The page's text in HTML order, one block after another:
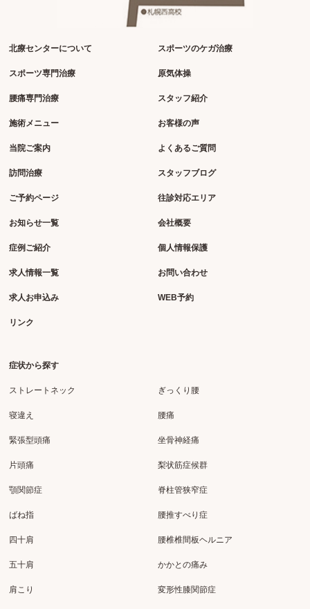
北療センターについて
スポーツ専門治療
腰痛専門治療
施術メニュー
当院ご案内
訪問治療
スポーツのケガ治療
原気体操
スタッフ紹介
お客様の声
よくあるご質問
スタッフブログ
ご予約ページ
お知らせ一覧
症例ご紹介
求人情報一覧
求人お申込み
リンク
往診対応エリア
会社概要
個人情報保護
お問い合わせ
WEB予約
症状から探す
ストレートネック
寝違え
緊張型頭痛
片頭痛
顎関節症
ばね指
四十肩
五十肩
肩こり
ぎっくり腰
腰痛
坐骨神経痛
梨状筋症候群
脊柱管狭窄症
腰推すべり症
腰椎椎間板ヘルニア
かかとの痛み
変形性膝関節症